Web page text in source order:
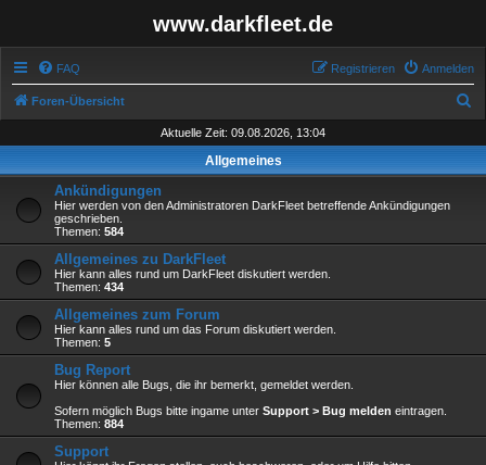
www.darkfleet.de
FAQ Anmelden
Registrieren
Foren-Übersicht
h
Aktuelle Zeit: 09.08.2026, 13:04
Allgemeines
Ankündigungen
Hier werden von den Administratoren DarkFleet betreffende Ankündigungen
geschrieben.
Themen: 584
Allgemeines zu DarkFleet
Hier kann alles rund um DarkFleet diskutiert werden.
Themen: 434
Allgemeines zum Forum
Hier kann alles rund um das Forum diskutiert werden.
Themen: 5
Bug Report
Hier können alle Bugs, die ihr bemerkt, gemeldet werden.
Sofern möglich Bugs bitte ingame unter Support > Bug melden eintragen.
Themen: 884
Support